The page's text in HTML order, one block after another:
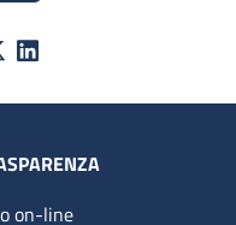
on-line